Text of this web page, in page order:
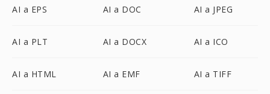
AI a EPS AI a DOC AI a JPEG
AI a PLT AI a DOCX AI a ICO
AI a HTML AI a EMF AI a TIFF